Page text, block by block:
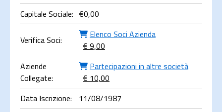
Capitale Sociale: €0,00
Verifica Soci:
Elenco Soci Azienda
€ 9,00
Aziende
Collegate:
Partecipazioni in altre società
€ 10,00
Data Iscrizione:
11/08/1987